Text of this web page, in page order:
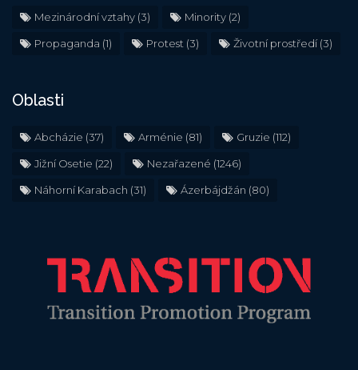
Mezinárodní vztahy (3) Minority (2)
Propaganda (1) Protest (3) Životní prostředí(3)
Oblasti
Abcházie (37) Arménie (81) Gruzie (112)
Jižní Osetie (22) Nezařazené (1246)
Náhorní Karabach (31) Ázerbájdžán (80)